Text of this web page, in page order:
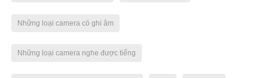
Những loại camera có ghi âm
Những loại camera nghe được tiếng